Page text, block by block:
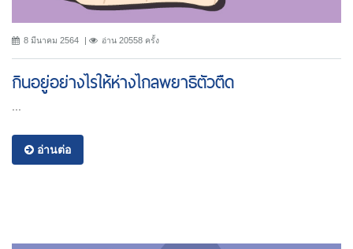
8 มีนาคม 2564 อ่าน 20558 ครั้ง
กินอยู่อย่างไรให้ห่างไกลพยาธิตัวตืด
อ่านต่อ